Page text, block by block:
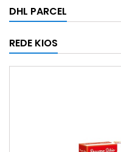
DHL PARCEL
REDE KIOS